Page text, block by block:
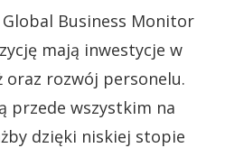
Global Business Monitor
mają inwestycje w
rozwój personelu.
przede wszystkim na
dzięki niskiej stopie